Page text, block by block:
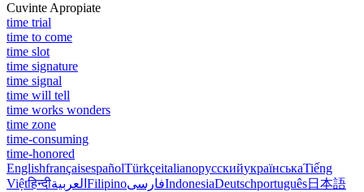
Cuvinte Apropiate
time trial
time to come
time slot
time signature
time signal
time will tell
time works wonders
time zone
time-consuming
time-honored
EnglishfrançaisespañolTürkçeitalianoрусскийукраїнськаTiếng
Việtहिन्दीالعربية FilipinoفارسیIndonesiaDeutschportuguês日本語